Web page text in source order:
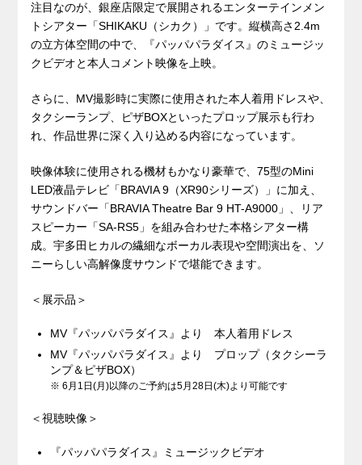
注目なのが、銀座店限定で展開されるエンターテインメン
トシアター「SHIKAKU（シカク）」です。縦横高さ2.4m
の立方体空間の中で、『パッパパラダイス』のミュージッ
クビデオと本人コメント映像を上映。
さらに、MV撮影時に実際に使用された本人着用ドレスや、
タクシーランプ、ピザBOXといったプロップ展示も行わ
れ、作品世界に深く入り込める内容になっています。
映像体験に使用される機材もかなり豪華で、75型のMini
LED液晶テレビ「BRAVIA 9（XR90シリーズ）」に加え、
サウンドバー「BRAVIA Theatre Bar 9 HT-A9000」、リア
スピーカー「SA-RS5」を組み合わせた本格シアター構
成。宇多田ヒカルの繊細なボーカル表現や空間演出を、ソ
ニーらしい高解像度サウンドで堪能できます。
＜展示品＞
MV『パッパパラダイス』より 本人着用ドレス
MV『パッパパラダイス』より プロップ（タクシーラ
ンプ＆ピザBOX）
※ 6月1日(月)以降のご予約は5月28日(木)より可能です
＜視聴映像＞
『パッパパラダイス』ミュージックビデオ